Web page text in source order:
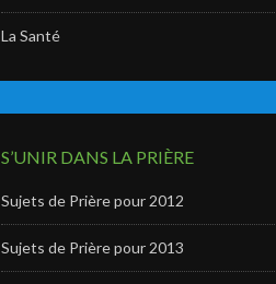
La Santé
S’UNIR DANS LA PRIÈRE
Sujets de Prière pour 2012
Sujets de Prière pour 2013